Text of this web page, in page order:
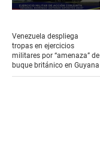
of
2
minutes,
33
seconds
Venezuela despliega
tropas en ejercicios
militares por “amenaza” de
buque británico en Guyana